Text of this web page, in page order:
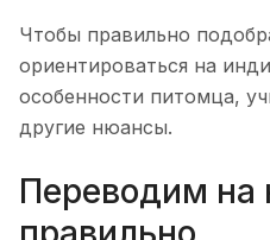
Чтобы правильно
ориентироваться на
особенности питомца,
другие нюансы.
Переводим на